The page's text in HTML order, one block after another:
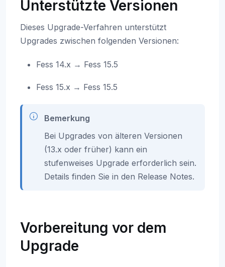
Unterstützte Versionen
Dieses Upgrade-Verfahren unterstützt
Upgrades zwischen folgenden Versionen:
Fess 14.x → Fess 15.5
Fess 15.x → Fess 15.5
Bemerkung
Bei Upgrades von älteren Versionen
(13.x oder früher) kann ein
stufenweises Upgrade erforderlich sein.
Details finden Sie in den Release Notes.
Vorbereitung vor dem
Upgrade